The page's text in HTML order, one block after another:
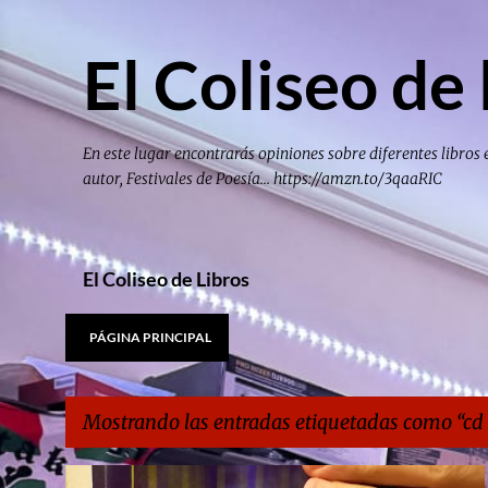
El Coliseo de
En este lugar encontrarás opiniones sobre diferentes
autor, Festivales de Poesía... https://amzn.to/3qaaRIC
El Coliseo de Libros
PÁGINA PRINCIPAL
Mostrando las entradas etiquetadas como cd